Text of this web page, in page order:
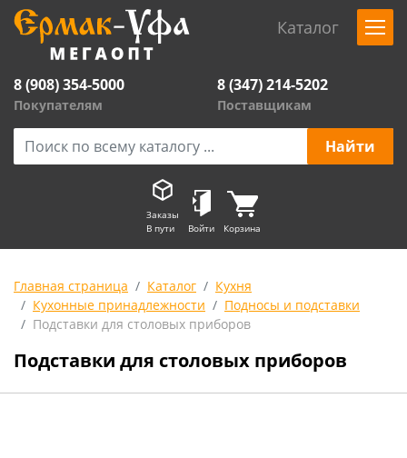
Каталог
8 (908) 354-5000
Покупателям
8 (347) 214-5202
Поставщикам
Заказы
В пути
Войти Корзина
Главная страница Каталог
Кухня
Кухонные принадлежности
Подносы и подставки
Подставки для столовых приборов
Подставки для столовых приборов